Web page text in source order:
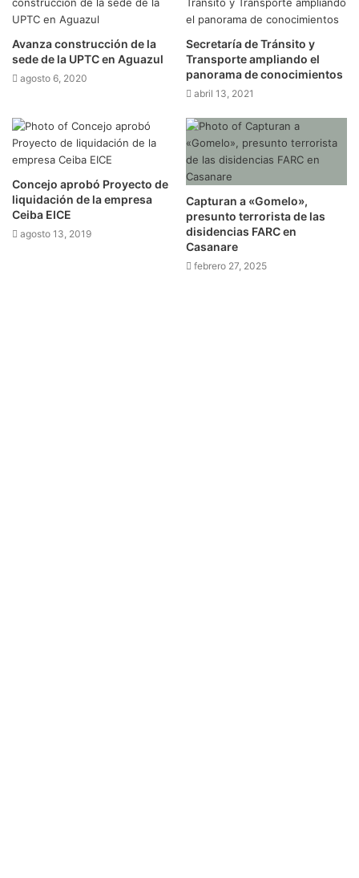
Avanza construcción de la
sede de la UPTC en Aguazul
agosto 6, 2020
Secretaría de Tránsito y
Transporte ampliando el
panorama de conocimientos
abril 13, 2021
Concejo aprobó Proyecto de
liquidación de la empresa
Ceiba EICE
agosto 13, 2019
Capturan a «Gomelo»,
presunto terrorista de las
disidencias FARC en
Casanare
febrero 27, 2025